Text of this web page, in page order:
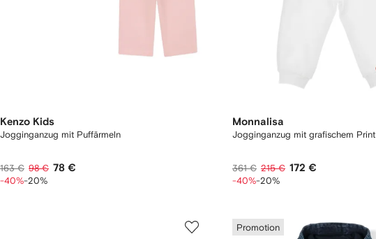
Kenzo Kids
Jogginganzug mit Puffärmeln
163 € 98 € 78 €
-40%-20%
Monnalisa
Jogginganzug mit grafischem Print
361 € 215 € 172 €
-40%-20%
Promotion